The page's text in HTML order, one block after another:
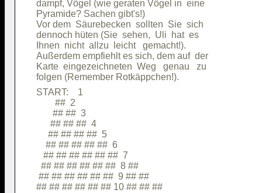
dampf, Vögel (wie geraten Vögel in  eine
Pyramide? Sachen gibt's!)
Vor dem  Säurebecken  sollten  Sie  sich
dennoch hüten (Sie  sehen,  Uli  hat  es
Ihnen  nicht  allzu  leicht   gemacht!).
Außerdem empfiehlt es sich, dem auf  der
Karte  eingezeichneten  Weg   genau   zu
START:    1
        ##  2
       ## ##  3
      ## ## ##  4
     ## ## ## ##  5
    ## ## ## ## ##  6
   ## ## ## ## ## ##  7
  ## ## ## ## ## ##  8 ##
## ## ## ## ## ##  9 ## ##
## ## ## ## ## ## 10 ## ## ##